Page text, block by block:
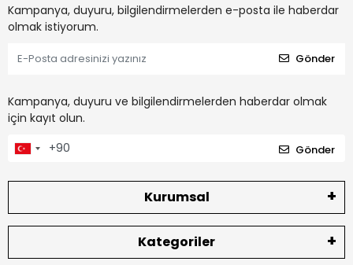
Kampanya, duyuru, bilgilendirmelerden e-posta ile haberdar
olmak istiyorum.
Gönder
Kampanya, duyuru ve bilgilendirmelerden haberdar olmak
için kayıt olun.
Gönder
Kurumsal
Kategoriler